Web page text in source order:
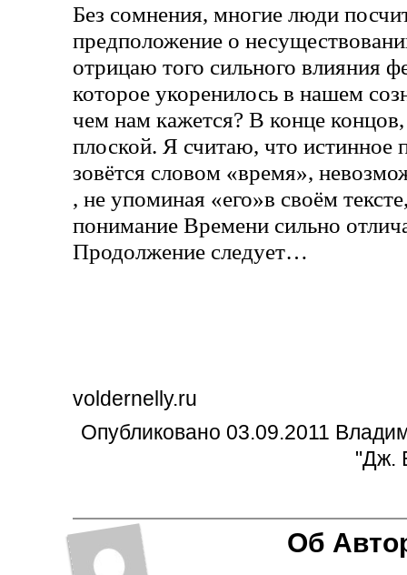
Без сомнения, многие люди
предположение о
отрицаю того сильного влияния
которое укоренилось в нашем
чем нам кажется? В конце
плоской. Я считаю, что истинное
зовётся словом «время»,
, не упоминая «его»в своём
понимание Времени сильно
Продолжение следует…
voldernelly.ru
Опубликовано 03.09.2011
"Дж.
Об